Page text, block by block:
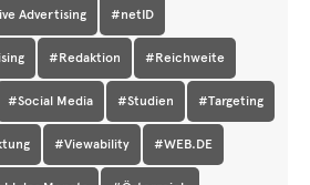
Advertising #netID
#Redaktion #Reichweite
#Social Media #Studien #Targeting
#Viewability #WEB.DE